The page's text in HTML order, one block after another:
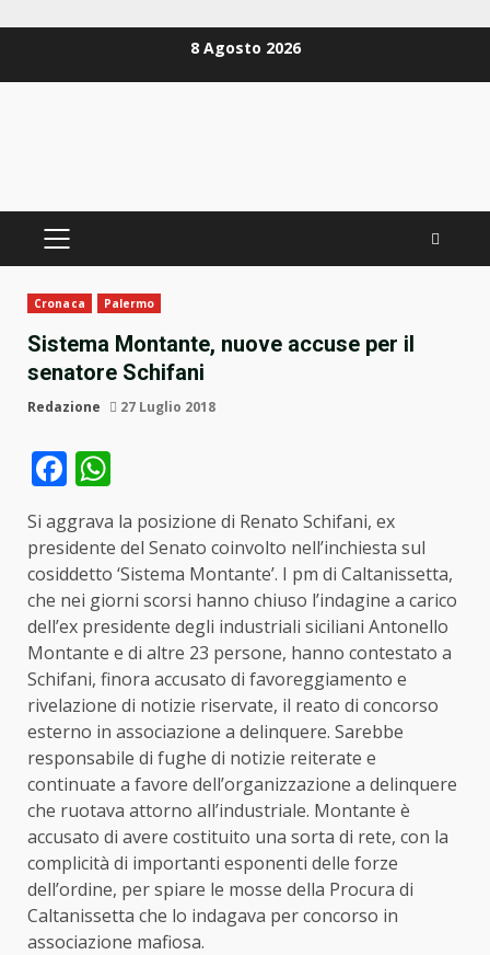
8 Agosto 2026
PRIMÄRES
Cronaca Palermo
Sistema Montante, nuove accuse per il
senatore Schifani
Redazione 27 Luglio 2018
Facebook
Si aggrava la posizione di Renato Schifani, ex
presidente del Senato coinvolto nell’inchiesta sul
cosiddetto ‘Sistema Montante’. I pm di Caltanissetta,
che nei giorni scorsi hanno chiuso l’indagine a carico
dell’ex presidente degli industriali siciliani Antonello
Montante e di altre 23 persone, hanno contestato a
Schifani, finora accusato di favoreggiamento e
rivelazione di notizie riservate, il reato di concorso
esterno in associazione a delinquere. Sarebbe
responsabile di fughe di notizie reiterate e
continuate a favore dell’organizzazione a delinquere
che ruotava attorno all’industriale. Montante è
accusato di avere costituito una sorta di rete, con la
complicità di importanti esponenti delle forze
dell’ordine, per spiare le mosse della Procura di
Caltanissetta che lo indagava per concorso in
associazione mafiosa.